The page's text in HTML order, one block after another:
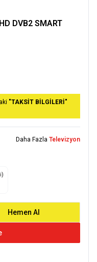
DVB2 SMART
"TAKSİT BİLGİLERİ"
Daha Fazla Televizyon
Hemen Al